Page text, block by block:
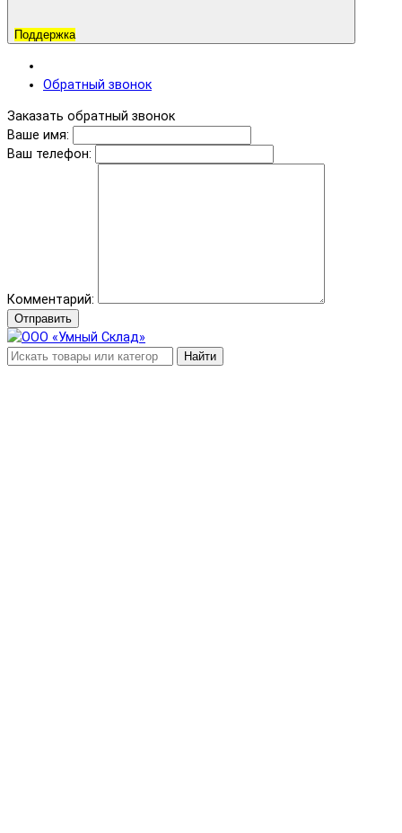
Поддержка
Обратный звонок
Заказать обратный звонок
Ваше имя:
Ваш телефон:
Комментарий:
Отправить
Найти